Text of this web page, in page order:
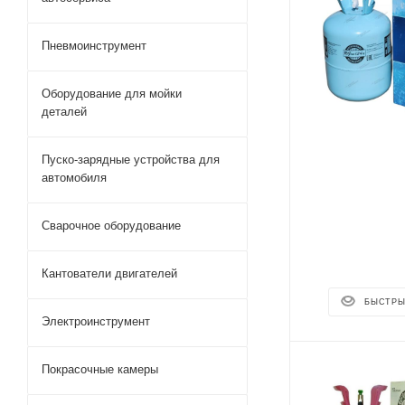
Пневмоинструмент
Оборудование для мойки
деталей
Пуско-зарядные устройства для
автомобиля
Сварочное оборудование
Кантователи двигателей
Электроинструмент
Покрасочные камеры